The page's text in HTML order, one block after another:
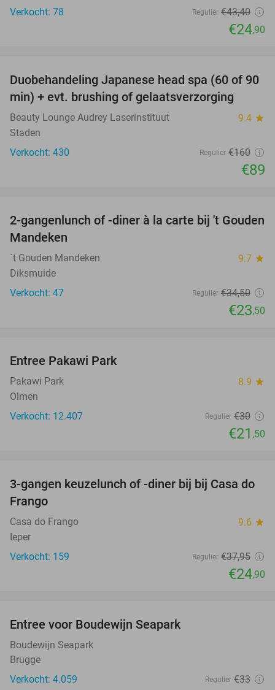
Verkocht: 78
Regulier €43,40
€24,90
44%
Duobehandeling Japanese head spa (60 of 90
min) + evt. brushing of gelaatsverzorging
Beauty Lounge Audrey Laserinstituut 9.4 star
Staden
Verkocht: 430
Regulier €160
€89
32%
2-gangenlunch of -diner à la carte bij 't Gouden
Mandeken
´t Gouden Mandeken 9.7 star
Diksmuide
Verkocht: 47
Regulier €34,50
€23,50
Entree Pakawi Park
Pakawi Park 8.9 star
Olmen
Verkocht: 12.407
Regulier €30
€21 ,50
34%
3-gangen keuzelunch of -diner bij bij Casa do
Frango
Casa do Frango 9.6 star
Ieper
Verkocht: 159
Regulier €37,95
€24,90
Entree voor Boudewijn Seapark
Boudewijn Seapark
Brugge
Verkocht: 4.059
Regulier €33